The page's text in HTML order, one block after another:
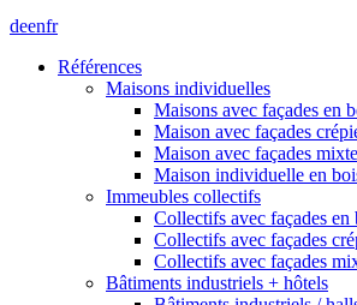
deenfr
Références
Maisons individuelles
Maisons avec façades en
Maison avec façades
Maison avec façades
Maison individuelle en
Immeubles collectifs
Collectifs avec façades en
Collectifs avec façades
Collectifs avec façades
Bâtiments industriels + hôtels